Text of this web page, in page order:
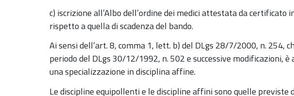
c) iscrizione all’Albo dell’ordine dei medici attestata da certificato
rispetto a quella di scadenza del bando.
Ai sensi dell’art. 8, comma 1, lett. b) del DLgs 28/7/2000, n. 254,
periodo del DLgs 30/12/1992, n. 502 e successive modificazioni, è
una specializzazione in disciplina affine.
Le discipline equipollenti e le discipline affini sono quelle previste